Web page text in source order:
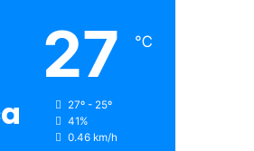
27 ℃
27º - 25º
41%
0.46 km/h